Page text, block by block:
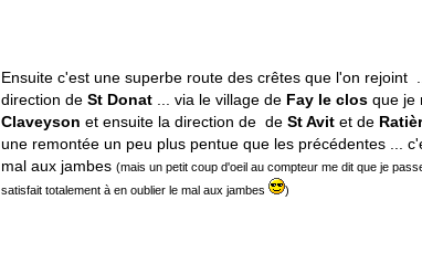
Ensuite c'est une superbe route des crêtes que l'on rejoint
direction de St Donat ... via le village de Fay le clos que je
Claveyson et ensuite la direction de de St Avit et de
une remontée un peu plus pentue que les précédentes ...
mal aux jambes (mais un petit coup d'oeil au compteur me dit que je
satisfait totalement à en oublier le mal aux jambes
)